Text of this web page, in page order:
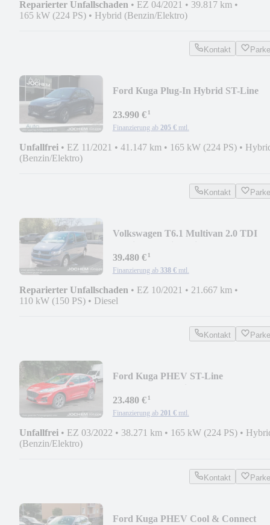
Reparierter Unfallschaden • EZ 04/2021 • 39.817 km •
165 kW (224 PS) • Hybrid (Benzin/Elektro)
Kontakt
Ford Kuga Plug-In Hybrid ST-Line
23.990 €¹
Finanzierung ab 205 € mtl.
Unfallfrei • EZ 11/2021 • 41.147 km • 165 kW (224 PS) •
(Benzin/Elektro)
Kontakt
Volkswagen T6.1 Multivan 2.0 TDI
39.480 €¹
Finanzierung ab 338 € mtl.
Reparierter Unfallschaden • EZ 10/2021 • 21.667 km •
110 kW (150 PS) • Diesel
Kontakt
Ford Kuga PHEV ST-Line
23.480 €¹
Finanzierung ab 201 € mtl.
Unfallfrei • EZ 03/2022 • 38.271 km • 165 kW (224 PS) •
(Benzin/Elektro)
Kontakt
Ford Kuga PHEV Cool & Connect